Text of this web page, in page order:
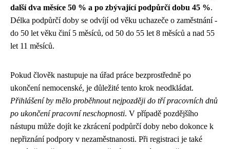
další dva měsíce 50 % a po zbývající podpůrčí dobu 45 %.
Délka podpůrčí doby se odvíjí od věku uchazeče o zaměstnání -
do 50 let věku činí 5 měsíců, od 50 do 55 let 8 měsíců a nad 55
let 11 měsíců.
Pokud člověk nastupuje na úřad práce bezprostředně po
ukončení nemocenské, je důležité tento krok neodkládat.
Přihlášení by mělo proběhnout nejpozději do tří pracovních dnů
po ukončení pracovní neschopnosti. V případě pozdějšího
nástupu může dojít ke zkrácení podpůrčí doby nebo dokonce k
nepřiznání podpory v nezaměstnanosti. Při registraci je také